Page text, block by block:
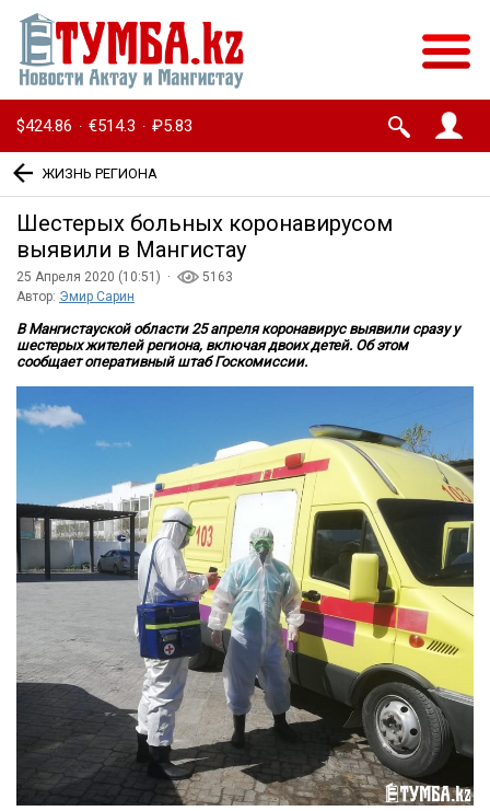
$424.86 · €514.3 · ₽5.83
ЖИЗНЬ РЕГИОНА
Шестерых больных коронавирусом
выявили в Мангистау
25 Апреля 2020 (10:51) ·
5163
Автор: Эмир Сарин
В Мангистауской области 25 апреля коронавирус выявили сразу у
шестерых жителей региона, включая двоих детей. Об этом
сообщает оперативный штаб Госкомиссии.